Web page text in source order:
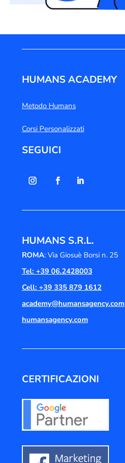
HUMANS ACADEMY
Metodo Humans
Corsi Personalizzati
SEGUICI
HUMANS S.R.L.
ROMA: Via Giosuè Borsi n. 25
Tel: +39 06.2428003
Cell: +39 335 879 1612
academy@humansagency.com
humansagency.com
CERTIFICAZIONI